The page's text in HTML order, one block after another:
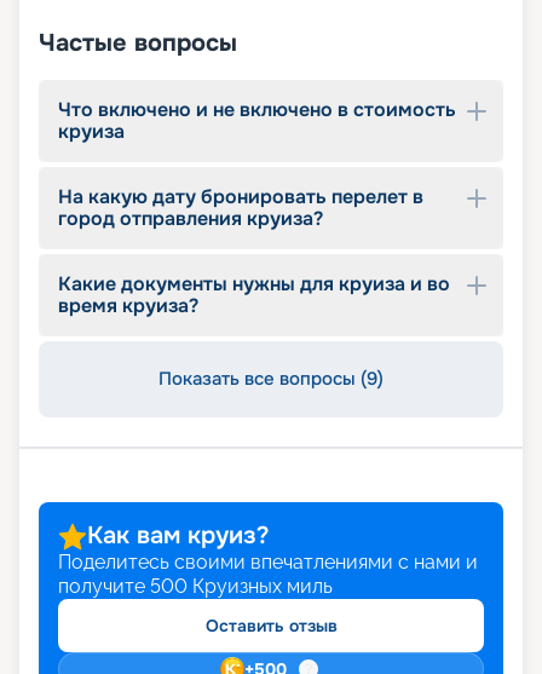
Частые вопросы
Что включено и не включено в стоимость
круиза
На какую дату бронировать перелет в
город отправления круиза?
Какие документы нужны для круиза и во
время круиза?
Показать все вопросы (9)
Как вам круиз?
Поделитесь своими впечатлениями с нами и
получите 500 Круизных миль
Оставить отзыв
+500